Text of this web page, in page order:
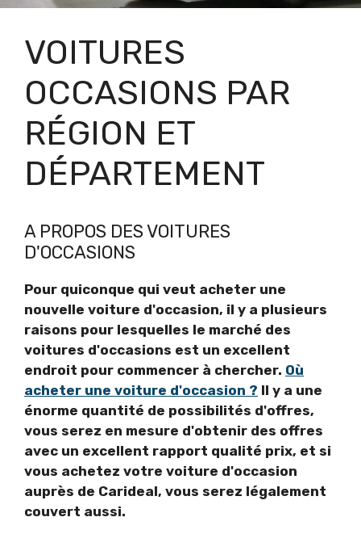
VOITURES
OCCASIONS PAR
RÉGION ET
DÉPARTEMENT
A PROPOS DES VOITURES
D'OCCASIONS
Pour quiconque qui veut acheter une
nouvelle voiture d'occasion, il y a plusieurs
raisons pour lesquelles le marché des
voitures d'occasions est un excellent
endroit pour commencer à chercher. Où
acheter une voiture d'occasion ? Il y a une
énorme quantité de possibilités d'offres,
vous serez en mesure d'obtenir des offres
avec un excellent rapport qualité prix, et si
vous achetez votre voiture d'occasion
auprès de Carideal, vous serez légalement
couvert aussi.